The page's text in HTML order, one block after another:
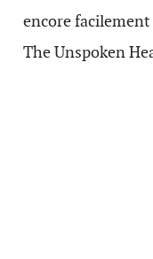
encore
The Unspoken